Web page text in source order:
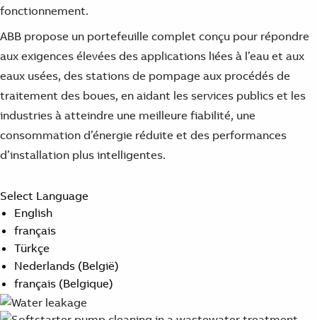
Suggestions
Shopping list preview
fonctionnement.
ABB propose un portefeuille complet conçu pour répondre
aux exigences élevées des applications liées à l’eau et aux
eaux usées, des stations de pompage aux procédés de
traitement des boues, en aidant les services publics et les
industries à atteindre une meilleure fiabilité, une
consommation d’énergie réduite et des performances
d’installation plus intelligentes.
Select Language
English
français
Türkçe
Nederlands (België)
français (Belgique)